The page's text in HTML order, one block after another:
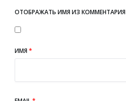
ОТОБРАЖАТЬ ИМЯ ИЗ КОММЕНТАРИЯ
ИМЯ*